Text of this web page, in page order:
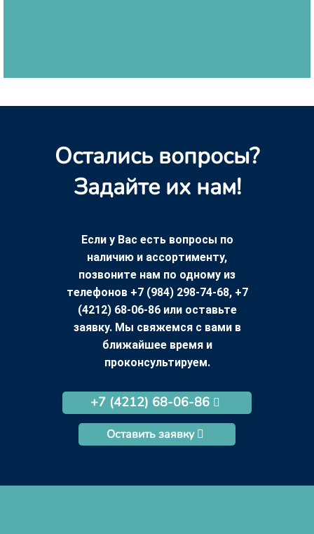
Остались вопросы?
Задайте их нам!
Если у Вас есть вопросы по
наличию и ассортименту,
позвоните нам по одному из
телефонов +7 (984) 298-74-68, +7
(4212) 68-06-86 или оставьте
заявку. Мы свяжемся с вами в
ближайшее время и
проконсультируем.
+7 (4212) 68-06-86
Оставить заявку